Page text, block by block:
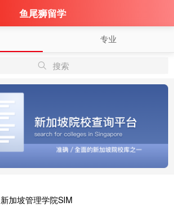
鱼尾狮留学
专业
搜索
新加坡管理学院SIM